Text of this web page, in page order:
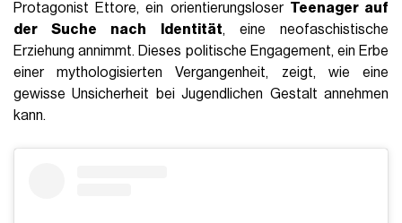
Protagonist Ettore, ein orientierungsloser Teenager auf
der Suche nach Identität, eine neofaschistische
Erziehung annimmt. Dieses politische Engagement, ein Erbe
einer mythologisierten Vergangenheit, zeigt, wie eine
gewisse Unsicherheit bei Jugendlichen Gestalt annehmen
kann.